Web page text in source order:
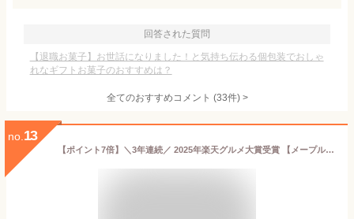
回答された質問
【退職お菓子】お世話になりました！と気持ち伝わる個包装でおしゃ
れなギフトお菓子のおすすめは？
全てのおすすめコメント (33件) >
no. 13
【ポイント7倍】＼3年連続／ 2025年楽天グルメ大賞受賞 【メープルバタークッキー9枚入】ザ・メープルマニア お菓子 ギフト 詰め合わせ 個包装 クッキー ラングドシャ 焼き菓子 洋菓子 プレゼント 内祝 お返し お祝 退職 お中元 御中元 夏ギフト 暑中見舞い